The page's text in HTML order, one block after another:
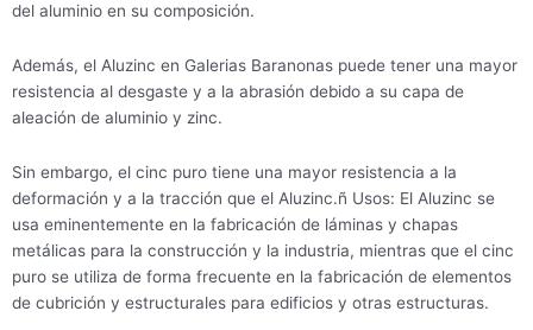
del aluminio en su composición.
Además, el Aluzinc en Galerias Baranonas puede tener una mayor
resistencia al desgaste y a la abrasión debido a su capa de
aleación de aluminio y zinc.
Sin embargo, el cinc puro tiene una mayor resistencia a la
deformación y a la tracción que el Aluzinc.ñ Usos: El Aluzinc se
usa eminentemente en la fabricación de láminas y chapas
metálicas para la construcción y la industria, mientras que el cinc
puro se utiliza de forma frecuente en la fabricación de elementos
de cubrición y estructurales para edificios y otras estructuras.